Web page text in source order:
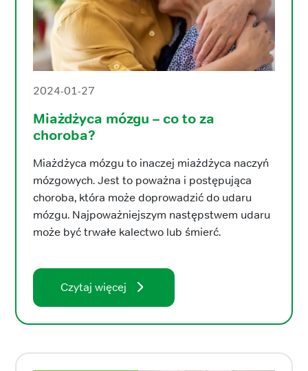
2024-01-27
Miażdżyca mózgu – co to za
choroba?
Miażdżyca mózgu to inaczej miażdżyca naczyń
mózgowych. Jest to poważna i postępująca
choroba, która może doprowadzić do udaru
mózgu. Najpoważniejszym następstwem udaru
może być trwałe kalectwo lub śmierć.
Czytaj więcej